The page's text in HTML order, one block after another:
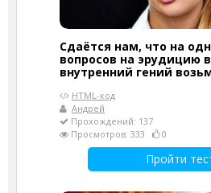
Сдаётся нам, что на
вопросов на эрудицию
внутренний гений
HTML-код
Андрей
Прохождений: 137
Просмотров: 333
0
Пройти